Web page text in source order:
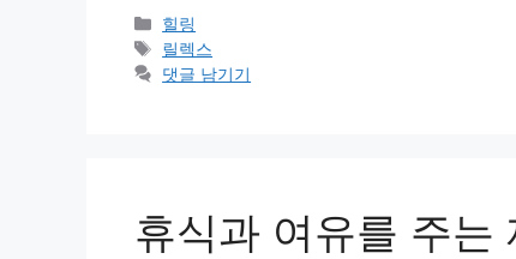
카
테
고
힐링
태
그
릴렉스
댓글 남기기
휴식과 여유를 주는